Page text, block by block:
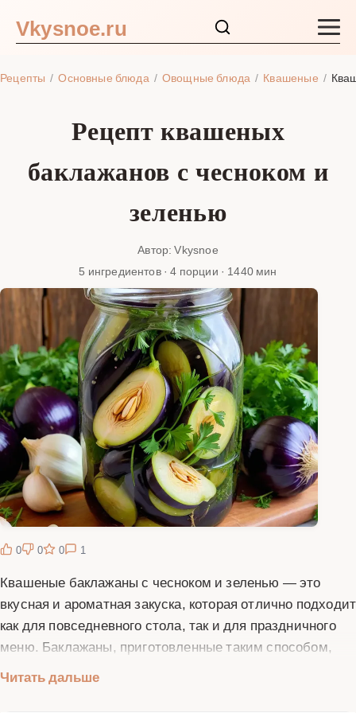
Vkysnoe.ru
Рецепты Основные блюда Овощные блюда Квашеные
Рецепт квашеных
баклажанов с чесноком и
зеленью
Автор: Vkysnoe
5 ингредиентов · 4 порции · 1440 мин
0 0 0 1
Квашеные баклажаны с чесноком и зеленью — это
вкусная и ароматная закуска, которая отлично подходит
как для повседневного стола, так и для праздничного
меню. Баклажаны, приготовленные таким способом,
неповторимый вкус благодаря чесноку и свежей
Читать дальше